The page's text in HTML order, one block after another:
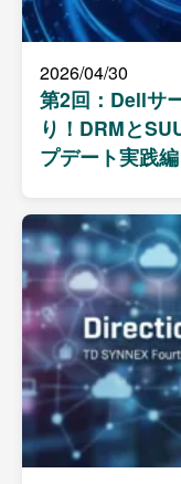
2026/04/30
第2回：Dellサ
り！DRMと
プデート実践編